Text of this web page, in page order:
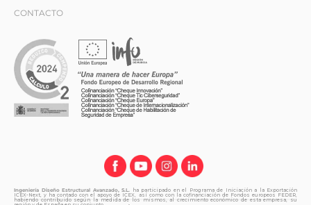
CONTACTO
Ingeniería Diseño Estructural Avanzado, S.L. ha participado en el Programa de Iniciación a la Exportación
ICEX-Next, y ha contado con el apoyo de ICEX, así como con la cofinanciación de Fondos europeos FEDER,
habiendo contribuido según la medida de los mismos, al crecimiento económico de esta empresa, su